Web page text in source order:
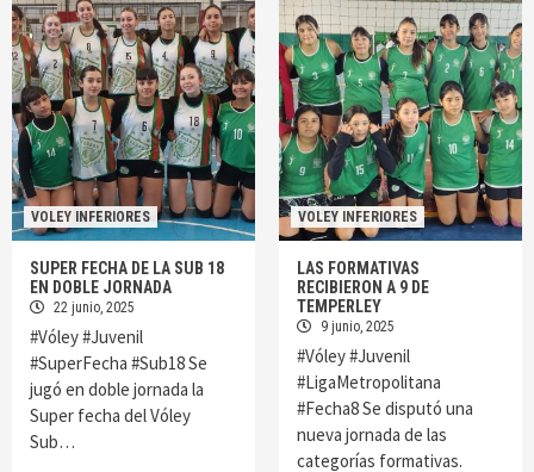
VOLEY INFERIORES
SUPER FECHA DE LA SUB 18
EN DOBLE JORNADA
22 junio, 2025
#Vóley #Juvenil
#SuperFecha #Sub18 Se
jugó en doble jornada la
Super fecha del Vóley
Sub…
VOLEY INFERIORES
LAS FORMATIVAS
RECIBIERON A 9 DE
TEMPERLEY
9 junio, 2025
#Vóley #Juvenil
#LigaMetropolitana
#Fecha8 Se disputó una
nueva jornada de las
categorías formativas.